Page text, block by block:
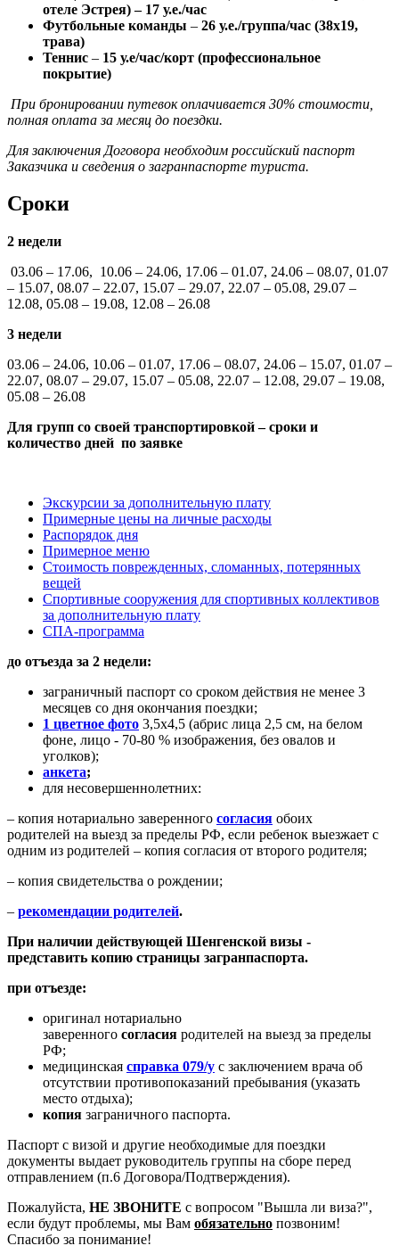
отеле Эстрея)– 17 у.е./час
Футбольные команды – 26 у.е./группа/час (38х19,
трава)
Теннис – 15 у.е/час/корт (профессиональное
покрытие)
При бронировании путевок оплачивается 30% стоимости,
полная оплата за месяц до поездки.
Для заключения Договора необходим российский паспорт
Заказчика и сведения о загранпаспорте туриста.
Сроки
2 недели
03.06 – 17.06, 10.06 – 24.06, 17.06 – 01.07, 24.06 – 08.07, 01.07
– 15.07, 08.07 – 22.07, 15.07 – 29.07, 22.07 – 05.08, 29.07 –
12.08, 05.08 – 19.08, 12.08 – 26.08
3 недели
03.06 – 24.06, 10.06 – 01.07, 17.06 – 08.07, 24.06 – 15.07, 01.07 –
22.07, 08.07 – 29.07, 15.07 – 05.08, 22.07 – 12.08, 29.07 – 19.08,
05.08 – 26.08
Для групп со своей транспортировкой – сроки и
количество дней по заявке
Экскурсии за дополнительную плату
Примерные цены на личные расходы
Распорядок дня
Примерное меню
Стоимость поврежденных, сломанных, потерянных
вещей
Спортивные сооружения для спортивных коллективов
за дополнительную плату
СПА-программа
до отъезда за 2 недели:
заграничный паспорт со сроком действия не менее 3
месяцев со дня окончания поездки;
1 цветное фото 3,5х4,5 (абрис лица 2,5 см, на белом
фоне, лицо - 70-80 % изображения, без овалов и
уголков);
анкета;
для несовершеннолетних:
– копия нотариально заверенного согласия обоих
родителей на выезд за пределы РФ, если ребенок выезжает с
одним из родителей – копия согласия от второго родителя;
– копия свидетельства о рождении;
– рекомендации родителей.
При наличии действующей Шенгенской визы -
представить копию страницы загранпаспорта.
при отъезде:
оригинал нотариально
заверенного согласия родителей на выезд за пределы
РФ;
медицинская справка 079/у с заключением врача об
отсутствии противопоказаний пребывания (указать
место отдыха);
копия заграничного паспорта.
Паспорт с визой и другие необходимые для поездки
документы выдает руководитель группы на сборе перед
отправлением (п.6 Договора/Подтверждения).
Пожалуйста, НЕ ЗВОНИТЕ с вопросом "Вышла ли виза?",
если будут проблемы, мы Вам обязательно позвоним!
Спасибо за понимание!